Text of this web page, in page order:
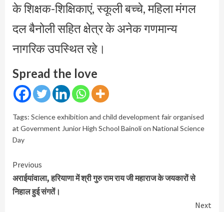
के शिक्षक-शिक्षिकाएं, स्कूली बच्चे, महिला मंगल
दल बैनोली सहित क्षेत्र के अनेक गणमान्य
नागरिक उपस्थित रहे।
Spread the love
Tags: Science exhibition and child development fair organised
at Government Junior High School Bainoli on National Science
Day
Continue
Reading
Previous
अराईयांवाला, हरियाणा में श्री गुरु राम राय जी महाराज के जयकारों से
निहाल हुई संगतें।
Next